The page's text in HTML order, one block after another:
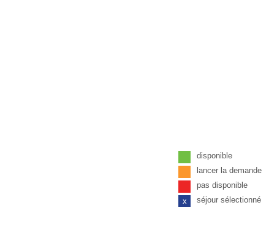
disponible
lancer la demande
pas disponible
x
séjour sélectionné